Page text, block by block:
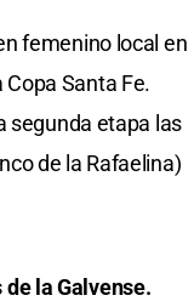
femenino local en
Santa Fe.
segunda etapa las
de la Rafaelina)
la Galvense.